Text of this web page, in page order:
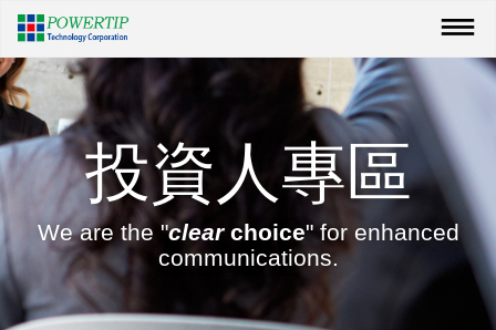
投資人專區
We are the "clearchoice" for enhanced
communications.